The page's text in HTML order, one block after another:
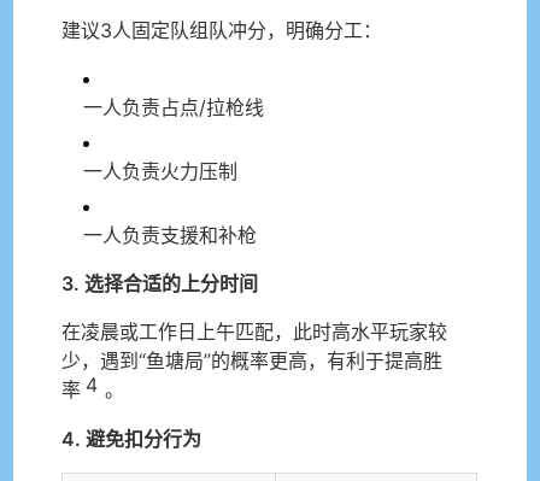
建议3人固定队组队冲分，明确分工：
一人负责占点/拉枪线
一人负责火力压制
一人负责支援和补枪
3. 选择合适的上分时间
在凌晨或工作日上午匹配，此时高水平玩家较
少，遇到“鱼塘局”的概率更高，有利于提高胜
率 4 。
4. 避免扣分行为